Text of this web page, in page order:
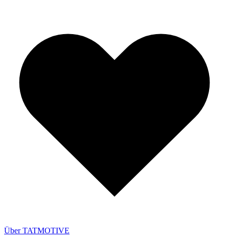
Über TATMOTIVE